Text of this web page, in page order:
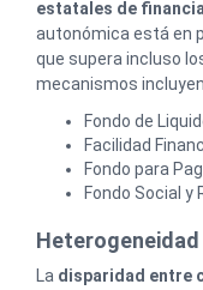
estatales de
autonómica está en
que supera incluso
mecanismos
Fondo de
Facilidad
Fondo para
Fondo Social y
Heterogeneidad
La disparidad entre